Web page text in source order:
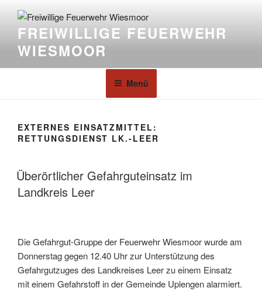
FREIWILLIGE FEUERWEHR
WIESMOOR
Menü
EXTERNES EINSATZMITTEL:
RETTUNGSDIENST LK.-LEER
Überörtlicher Gefahrguteinsatz im
Landkreis Leer
Die Gefahrgut-Gruppe der Feuerwehr Wiesmoor wurde am
Donnerstag gegen 12.40 Uhr zur Unterstützung des
Gefahrgutzuges des Landkreises Leer zu einem Einsatz
mit einem Gefahrstoff in der Gemeinde Uplengen alarmiert.